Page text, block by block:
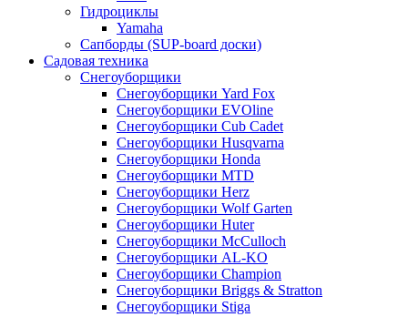
Гидроциклы
Yamaha
Сапборды (SUP-board доски)
Садовая техника
Снегоуборщики
Снегоуборщики Yard Fox
Снегоуборщики EVOline
Снегоуборщики Cub Cadet
Снегоуборщики Husqvarna
Снегоуборщики Honda
Снегоуборщики MTD
Снегоуборщики Herz
Снегоуборщики Wolf Garten
Снегоуборщики Huter
Снегоуборщики McCulloch
Снегоуборщики AL-KO
Снегоуборщики Champion
Снегоуборщики Briggs & Stratton
Снегоуборщики Stiga